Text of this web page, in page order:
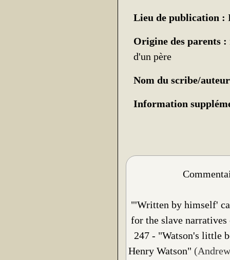
Lieu de publication :
Origine des parents :
d'un père
Nom du scribe/
Information
"'Written by himself'
for the slave
247 - "Watson's little
Henry Watson"